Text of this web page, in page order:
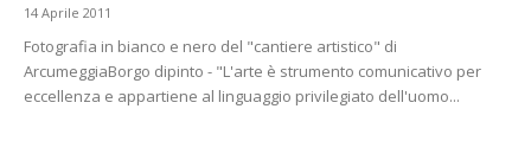
14 Aprile 2011
Fotografia in bianco e nero del "cantiere artistico" di
ArcumeggiaBorgo dipinto - "L'arte è strumento comunicativo per
eccellenza e appartiene al linguaggio privilegiato dell'uomo...